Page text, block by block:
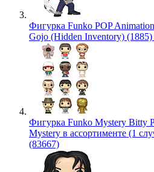
Фигурка Funko POP
Gojo (Hidden Inventory)
Фигурка Funko Mystery Bitty
Mystery в ассортименте (1
(83667)